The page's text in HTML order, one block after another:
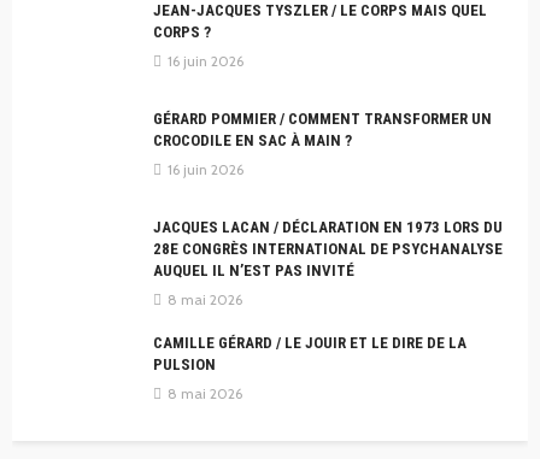
JEAN-JACQUES TYSZLER / LE CORPS MAIS QUEL
CORPS ?
16 juin 2026
GÉRARD POMMIER / COMMENT TRANSFORMER UN
CROCODILE EN SAC À MAIN ?
16 juin 2026
JACQUES LACAN / DÉCLARATION EN 1973 LORS DU
28E CONGRÈS INTERNATIONAL DE PSYCHANALYSE
AUQUEL IL N’EST PAS INVITÉ
8 mai 2026
CAMILLE GÉRARD / LE JOUIR ET LE DIRE DE LA
PULSION
8 mai 2026